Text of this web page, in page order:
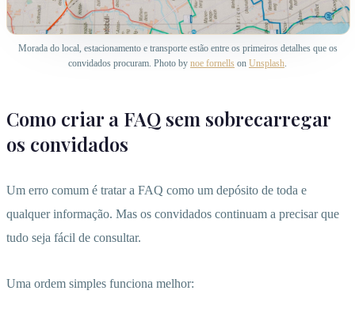
Morada do local, estacionamento e transporte estão entre os primeiros detalhes que os
convidados procuram. Photo by noe fornells on Unsplash.
Como criar a FAQ sem sobrecarregar
os convidados
Um erro comum é tratar a FAQ como um depósito de toda e
qualquer informação. Mas os convidados continuam a precisar que
tudo seja fácil de consultar.
Uma ordem simples funciona melhor: